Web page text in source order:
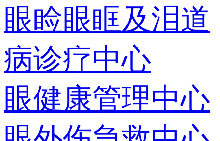
眼睑眼眶及泪道
病诊疗中心
眼健康管理中心